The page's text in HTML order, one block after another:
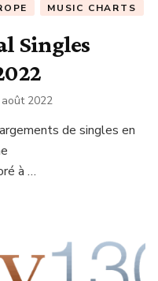
MUSIC CHARTS
Singles
2022
de singles en
à …